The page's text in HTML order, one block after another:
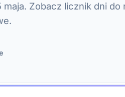
Zobacz licznik dni do